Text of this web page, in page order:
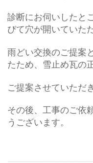
診断にお伺いしたと
びて穴が開いていた
雨どい交換のご提案
たため、雪止め瓦の
ご提案させていただ
その後、工事のご依
うございます。